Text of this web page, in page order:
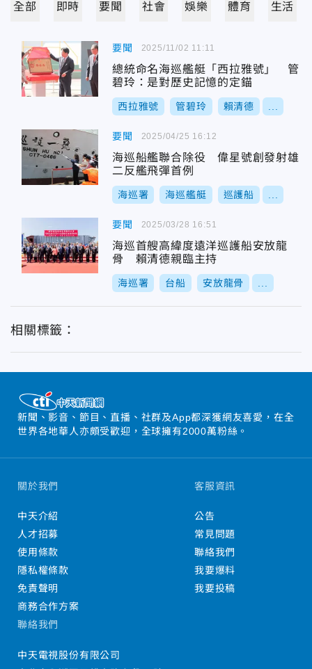
全部 即時 要聞 社會 娛樂 體育 生活
要聞
總統命名海巡艦艇「西拉雅號」 管
碧玲：是對歷史記憶的定錨
西拉雅號 管碧玲 賴清德
2025/11/02 11:11
要聞
海巡船艦聯合除役 偉星號創發射雄
二反艦飛彈首例
海巡署 海巡艦艇 巡護船
2025/04/25 16:12
要聞
海巡首艘高緯度遠洋巡護船安放龍
骨 賴清德親臨主持
海巡署 台船 安放龍骨
2025/03/28 16:51
相關標籤：
新聞、影音、節目、直播、社群及App都深獲網友喜愛，在全
世界各地華人亦頗受歡迎，全球擁有2000萬粉絲。
關於我們
中天介紹
人才招募
使用條款
隱私權條款
免責聲明
商務合作方案
客服資訊
公告
常見問題
聯絡我們
我要爆料
我要投稿
聯絡我們
中天電視股份有限公司